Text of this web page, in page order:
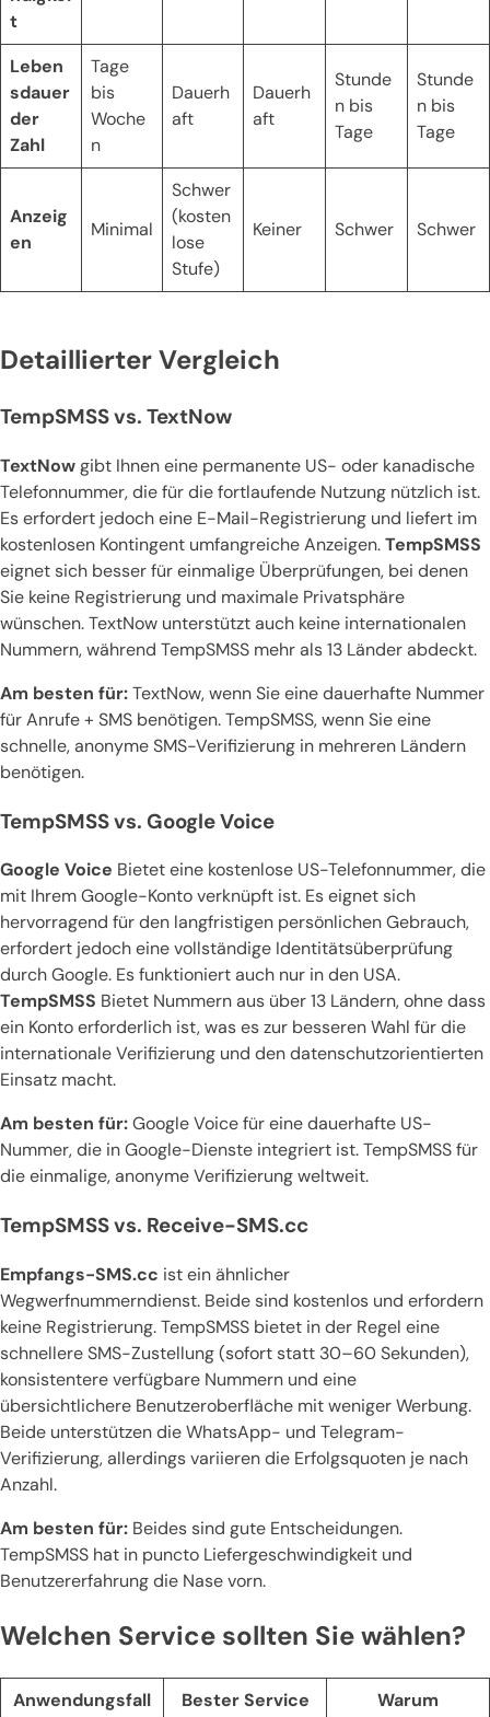
t
Leben
sdauer
der
Zahl
Tage
bis
Woche
n
Dauerh
aft
Dauerh
aft
Stunde
n bis
Tage
Stunde
n bis
Tage
Anzeig
en
Minimal
Schwer
(kosten
lose
Stufe)
Keiner Schwer Schwer
Detaillierter Vergleich
TempSMSS vs. TextNow
TextNowgibt Ihnen eine permanente US- oder kanadische
Telefonnummer, die für die fortlaufende Nutzung nützlich ist.
Es erfordert jedoch eine E-Mail-Registrierung und liefert im
kostenlosen Kontingent umfangreiche Anzeigen.TempSMSS
eignet sich besser für einmalige Überprüfungen, bei denen
Sie keine Registrierung und maximale Privatsphäre
wünschen. TextNow unterstützt auch keine internationalen
Nummern, während TempSMSS mehr als 13 Länder abdeckt.
Am besten für:TextNow, wenn Sie eine dauerhafte Nummer
für Anrufe + SMS benötigen. TempSMSS, wenn Sie eine
schnelle, anonyme SMS-Verifizierung in mehreren Ländern
benötigen.
TempSMSS vs. Google Voice
Google Voice Bietet eine kostenlose US-Telefonnummer, die
mit Ihrem Google-Konto verknüpft ist. Es eignet sich
hervorragend für den langfristigen persönlichen Gebrauch,
erfordert jedoch eine vollständige Identitätsüberprüfung
durch Google. Es funktioniert auch nur in den USA.
TempSMSS Bietet Nummern aus über 13 Ländern, ohne dass
ein Konto erforderlich ist, was es zur besseren Wahl für die
internationale Verifizierung und den datenschutzorientierten
Einsatz macht.
Am besten für:Google Voice für eine dauerhafte US-
Nummer, die in Google-Dienste integriert ist. TempSMSS für
die einmalige, anonyme Verifizierung weltweit.
TempSMSS vs. Receive-SMS.cc
Empfangs-SMS.cc ist ein ähnlicher
Wegwerfnummerndienst. Beide sind kostenlos und erfordern
keine Registrierung. TempSMSS bietet in der Regel eine
schnellere SMS-Zustellung (sofort statt 30–60 Sekunden),
konsistentere verfügbare Nummern und eine
übersichtlichere Benutzeroberfläche mit weniger Werbung.
Beide unterstützen die WhatsApp- und Telegram-
Verifizierung, allerdings variieren die Erfolgsquoten je nach
Anzahl.
Am besten für: Beides sind gute Entscheidungen.
TempSMSS hat in puncto Liefergeschwindigkeit und
Benutzererfahrung die Nase vorn.
Welchen Service sollten Sie wählen?
Anwendungsfall Bester Service Warum